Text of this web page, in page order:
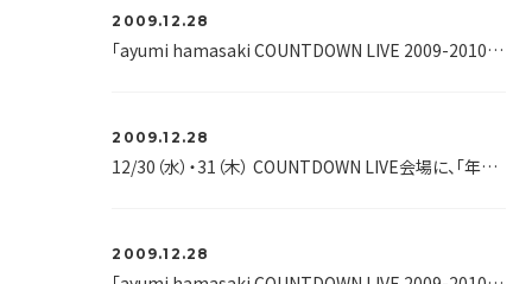
2009.12.28
「ayumi hamasaki COUNTDOWN LIVE 2009-2010 A ～Future Classics～」グッズ、mu-moショップにて2010年1月5日18：00より販売開始！
2009.12.28
12/30（水）・31（木） COUNTDOWN LIVE会場に、「年越しそば処A」がオープン！
2009.12.28